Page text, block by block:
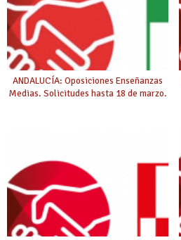
ANDALUCÍA: Oposiciones Enseñanzas
Medias. Solicitudes hasta 18 de marzo.